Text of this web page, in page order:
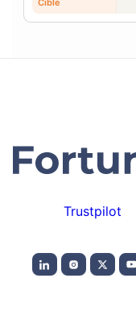
Cible
Trustpilot